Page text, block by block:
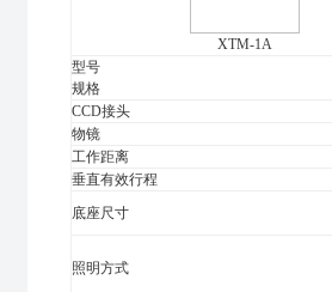
XTM-1A
型号
规格
CCD接头
物镜
工作距离
垂直有效行程
底座尺寸
照明方式